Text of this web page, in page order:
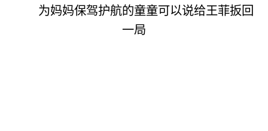
为妈妈保驾护航的童童可以说给王菲扳回
一局